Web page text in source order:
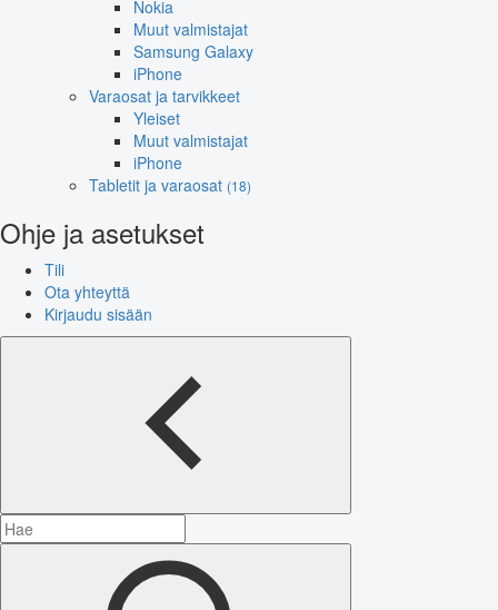
Nokia
Muut valmistajat
Samsung Galaxy
iPhone
Varaosat ja tarvikkeet
Yleiset
Muut valmistajat
iPhone
Tabletit ja varaosat (18)
Ohje ja asetukset
Tili
Ota yhteyttä
Kirjaudu sisään